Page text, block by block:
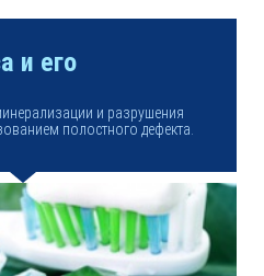
и его
и разрушения
полостного дефекта.